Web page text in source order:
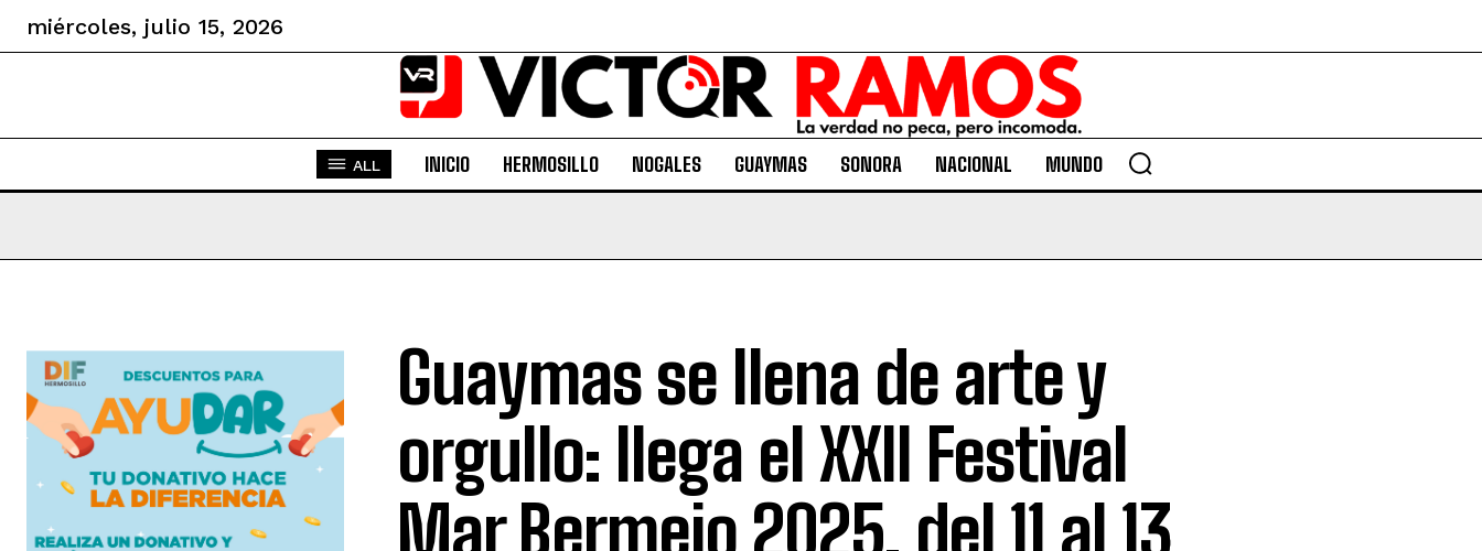
miércoles, julio 15, 2026
ALL INICIO HERMOSILLO NOGALES GUAYMAS SONORA NACIONAL MUNDO
Guaymas se llena de arte y
orgullo: llega el XXII Festival
Mar Bermejo 2025, del 11 al 13